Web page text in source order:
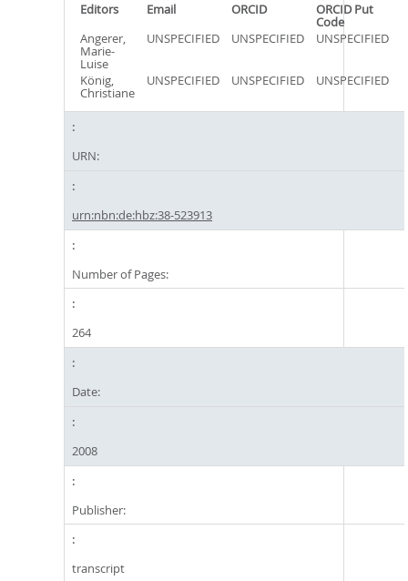
Editors Email ORCID ORCID Put
Code
Angerer,
Marie-
Luise
UNSPECIFIED UNSPECIFIED UNSPECIFIED
König,
Christiane
UNSPECIFIED UNSPECIFIED UNSPECIFIED
URN:
urn:nbn:de:hbz:38-523913
Number of Pages:
264
Date:
2008
Publisher:
transcript